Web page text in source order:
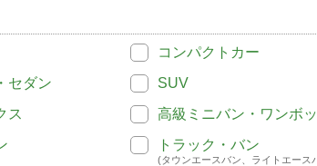
コンパクトカー
セダン
SUV
ス
高級ミニバン・ワンボ
トラック・バン
(タウンエースバン、ライトエース